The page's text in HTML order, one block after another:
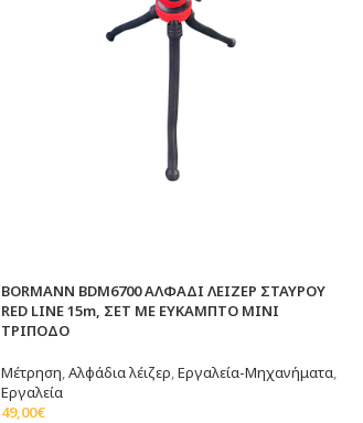
BORMANN BDM6700 ΑΛΦΑΔΙ ΛΕΙΖΕΡ ΣΤΑΥΡΟΥ
RED LINE 15m, ΣΕΤ ΜΕ ΕΥΚΑΜΠΤΟ MINI
ΤΡΙΠΟΔΟ
Μέτρηση Αλφάδια λέιζερ Εργαλεία-Μηχανήματα
Εργαλεία
49,00€